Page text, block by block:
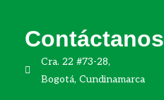
Contáctanos
Cra. 22 #73-28,
Bogotá, Cundinamarca